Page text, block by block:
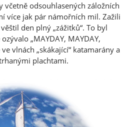
odsouhlasených záložních
více jak pár námořních mil. Zažili
den plný „zážitků“. To byl
„MAYDAY, MAYDAY,
vlnách „skákající“ katamarány a
plachtami.